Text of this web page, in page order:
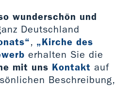
wunderschön und
Deutschland
, „Kirche des
erhalten Sie die
mit uns Kontakt auf
Beschreibung,